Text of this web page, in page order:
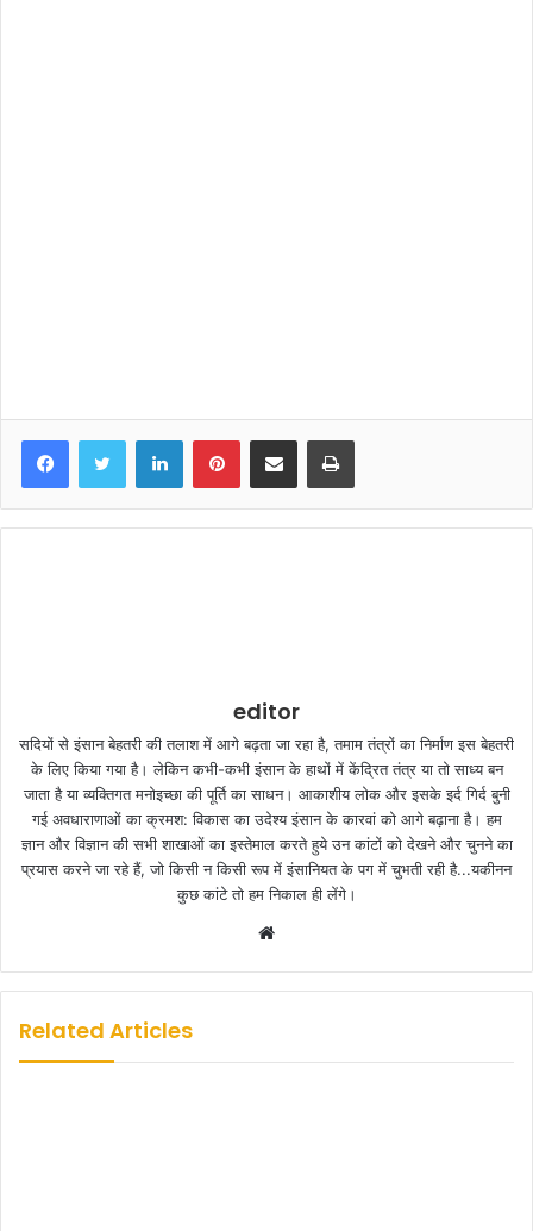
editor
सदियों से इंसान बेहतरी की तलाश में आगे बढ़ता जा रहा है, तमाम तंत्रों का निर्माण इस बेहतरी
के लिए किया गया है। लेकिन कभी-कभी इंसान के हाथों में केंद्रित तंत्र या तो साध्य बन
जाता है या व्यक्तिगत मनोइच्छा की पूर्ति का साधन। आकाशीय लोक और इसके इर्द गिर्द बुनी
गई अवधाराणाओं का क्रमश: विकास का उदेश्य इंसान के कारवां को आगे बढ़ाना है। हम
ज्ञान और विज्ञान की सभी शाखाओं का इस्तेमाल करते हुये उन कांटों को देखने और चुनने का
प्रयास करने जा रहे हैं, जो किसी न किसी रूप में इंसानियत के पग में चुभती रही है...यकीनन
कुछ कांटे तो हम निकाल ही लेंगे।
b
Related Articles